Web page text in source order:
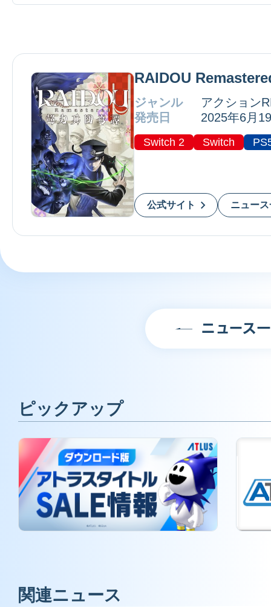
RAIDOU
ジャンル
アクション
発売日
2025年6月
Switch 2 Switch
公式サイト ニュー
ニュース
ピックアップ
関連ニュース